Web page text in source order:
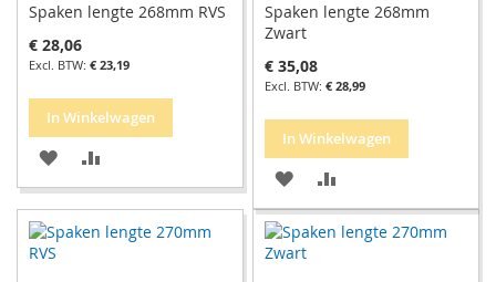
Spaken lengte 268mm RVS
€ 28,06
€ 23,19
In Winkelwagen
VOEG
TOE
AAN
OM
TE
Spaken lengte 268mm
Zwart
€ 35,08
€ 28,99
In Winkelwagen
VOEG
TOE
AAN
OM